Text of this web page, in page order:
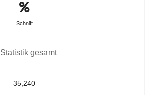
Schnitt
Statistik gesamt
35,240